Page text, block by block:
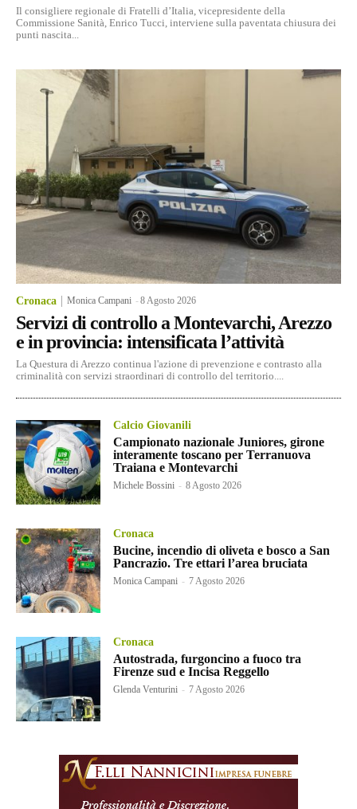
Il consigliere regionale di Fratelli d’Italia, vicepresidente della
Commissione Sanità, Enrico Tucci, interviene sulla paventata chiusura dei
punti nascita...
Cronaca Monica Campani -8 Agosto 2026
Servizi di controllo a Montevarchi, Arezzo
e in provincia: intensificata l’attività
La Questura di Arezzo continua l'azione di prevenzione e contrasto alla
criminalità con servizi straordinari di controllo del territorio....
Calcio Giovanili
Campionato nazionale Juniores, girone
interamente toscano per Terranuova
Traiana e Montevarchi
Michele Bossini - 8 Agosto 2026
Cronaca
Bucine, incendio di oliveta e bosco a San
Pancrazio. Tre ettari l’area bruciata
Monica Campani - 7 Agosto 2026
Cronaca
Autostrada, furgoncino a fuoco tra
Firenze sud e Incisa Reggello
Glenda Venturini - 7 Agosto 2026